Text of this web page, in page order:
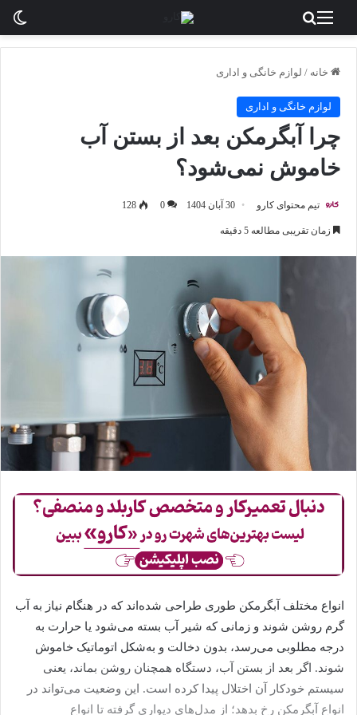
منو
خانه / لوازم خانگی و اداری
لوازم خانگی و اداری
چرا آبگرمکن بعد از بستن آب
خاموش نمی‌شود؟
تیم محتوای کارو 30 آبان 1404 0
128
زمان تقریبی مطالعه 5 دقیقه
انواع مختلف آبگرمکن طوری طراحی شده‌اند که در هنگام نیاز به آب
گرم روشن شوند و زمانی که شیر آب بسته می‌شود یا حرارت به
درجه مطلوبی می‌رسد، بدون دخالت و به‌شکل اتوماتیک خاموش
شوند. اگر بعد از بستن آب، دستگاه همچنان روشن بماند، یعنی
سیستم خودکار آن اختلال پیدا کرده است. این وضعیت می‌تواند در
انواع آبگرمکن رخ بدهد؛ از مدل‌های دیواری گرفته تا انواع